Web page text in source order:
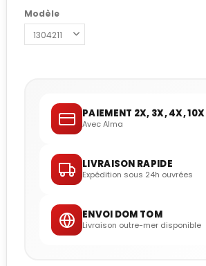
Modèle
PAIEMENT 2X, 3X, 4X, 10X
Avec Alma
LIVRAISON RAPIDE
Expédition sous 24h ouvrées
ENVOI DOM TOM
Livraison outre-mer disponible